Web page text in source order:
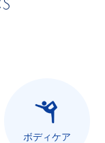
ボディケア